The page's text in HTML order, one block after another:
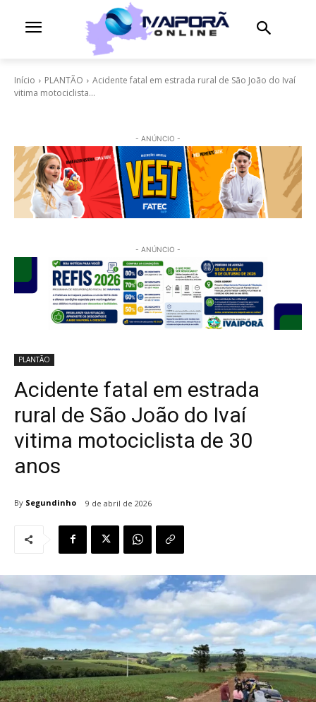
Início PLANTÃO
Acidente fatal em estrada rural de São João do Ivaí
vitima motociclista...
- ANÚNCIO -
- ANÚNCIO -
PLANTÃO
Acidente fatal em estrada
rural de São João do Ivaí
vitima motociclista de 30
anos
By Segundinho 9 de abril de 2026